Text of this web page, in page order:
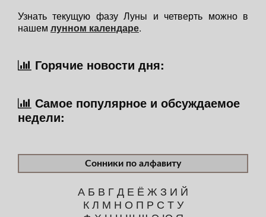
Узнать текущую фазу Луны и четверть можно в
нашем лунном календаре.
Горячие новости дня:
Самое популярное и обсуждаемое
недели:
Сонники по алфавиту
А Б В ГД Е Ё Ж З И Й
К Л М Н О П Р С Т У